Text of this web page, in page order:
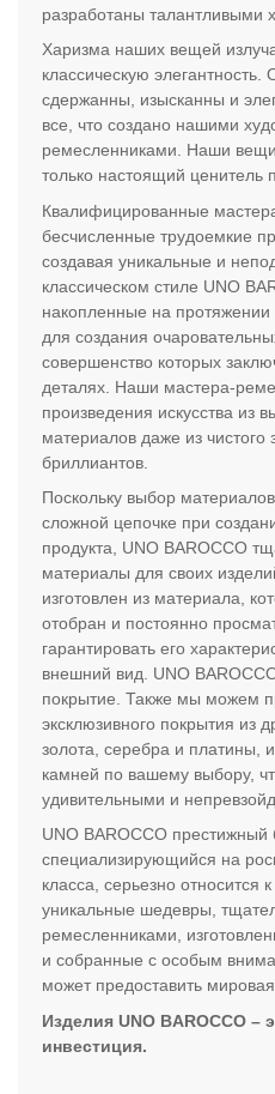
разработаны талантливыми
Харизма наших вещей
классическую
сдержанны, изысканны и
все, что создано нашими
ремесленниками. Наши
только настоящий ценитель
Квалифицированные
бесчисленные трудоемкие
создавая уникальные и
классическом стиле UNO
накопленные на протяжении
для создания
совершенство которых
деталях. Наши мастера-
произведения искусства из
материалов даже из чистого
бриллиантов.
Поскольку выбор
сложной цепочке при
продукта, UNO BAROCCO
материалы для своих
изготовлен из материала,
отобран и постоянно
гарантировать его
внешний вид. UNO
покрытие. Также мы можем
эксклюзивного покрытия из
золота, серебра и платины,
камней по вашему выбору,
удивительными и
UNO BAROCCO престижный
специализирующийся на
класса, серьезно относится
уникальные шедевры,
ремесленниками,
и собранные с особым
может предоставить
Изделия UNO BAROCCO –
инвестиция.